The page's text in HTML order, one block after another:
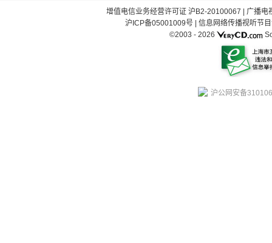
增值电信业务经营许可证 沪B2-20100067
广播电
沪ICP备05001009号| 信息网络传播视听节
©2003 - 2026
沪公网安备